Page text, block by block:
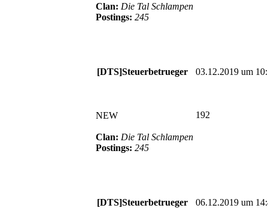
Clan: Die Tal Schlampen
Postings: 245
[DTS]Steuerbetrueger 03.12.2019 um
NEW
Clan: Die Tal Schlampen
Postings: 245
192
[DTS]Steuerbetrueger 06.12.2019 um